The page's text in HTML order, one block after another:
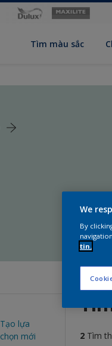
Tìm màu sắc
Tạo lựa
chọn mới
2 Tìm
We
By
tin.